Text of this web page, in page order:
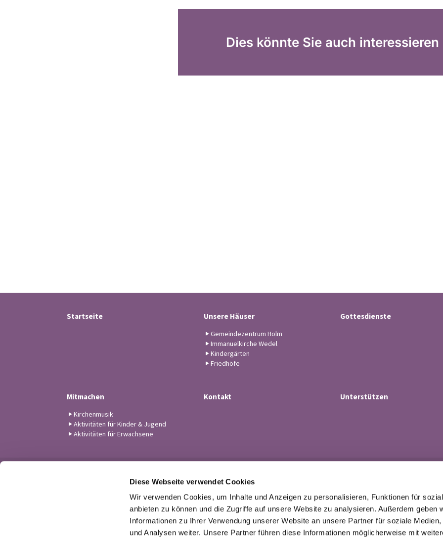
Diese Webseite verwendet Cookies
Wir verwenden Cookies, um Inhalte und Anzeigen zu personalisieren, Funktionen für
anbieten zu können und die Zugriffe auf unsere Website zu analysieren. Außerdem geben
Informationen zu Ihrer Verwendung unserer Website an unsere Partner für soziale Medien,
und Analysen weiter. Unsere Partner führen diese Informationen möglicherweise mit
Dies könnte Sie auch interessieren
Startseite Unsere Häuser
Gemeindezentrum Holm
Immanuelkirche Wedel
Kindergärten
Friedhöfe
Gottesdienste
Mitmachen
Kirchenmusik
Aktivitäten für Kinder & Jugend
Aktivitäten für Erwachsene
Kontakt Unterstützen
 Tel. 04103-21 43
buero@kirchengemeindewedel.de